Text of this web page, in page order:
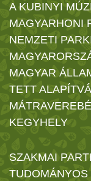
A KUBINYI
MAGYARHONI
NEMZETI
MAGYAR
TETT
KEGYHELY
SZAKMAI
TUDOMÁNYOS